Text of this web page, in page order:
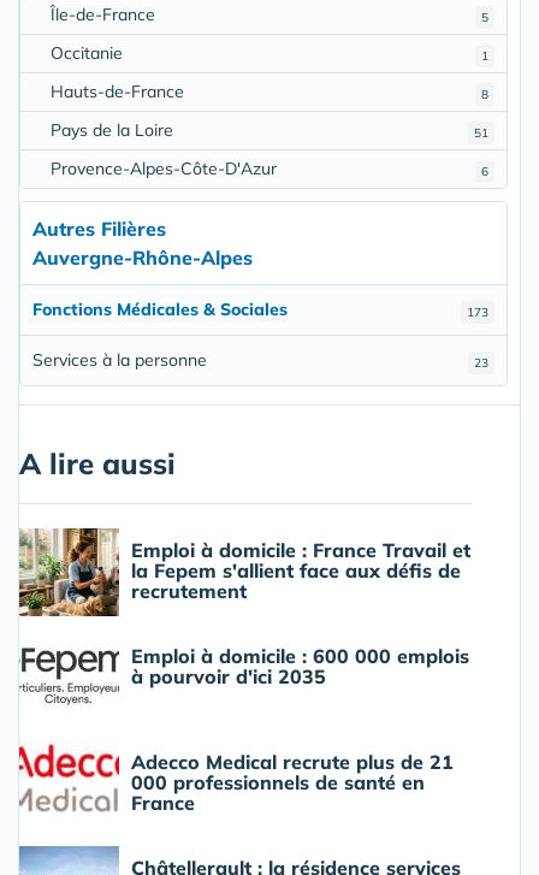
5
Île-de-France
1
Occitanie
8
Hauts-de-France
51
Pays de la Loire
6
Provence-Alpes-Côte-D'Azur
Autres Filières
Auvergne-Rhône-Alpes
173
Fonctions Médicales & Sociales
23
Services à la personne
A lire aussi
Emploi à domicile : France Travail et
la Fepem s'allient face aux défis de
recrutement
Emploi à domicile : 600 000 emplois
à pourvoir d'ici 2035
Adecco Medical recrute plus de 21
000 professionnels de santé en
France
Châtellerault : la résidence services